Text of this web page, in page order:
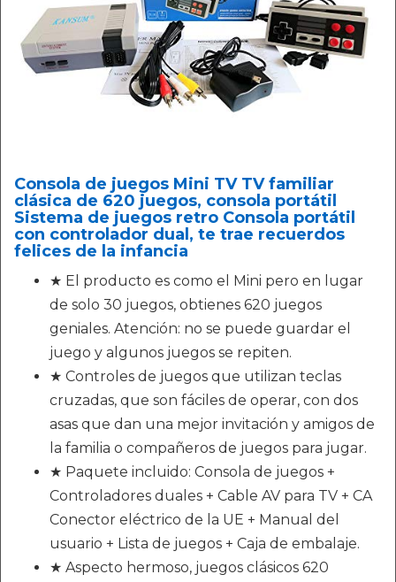
Consola de juegos Mini TV TV familiar
clásica de 620 juegos, consola portátil
Sistema de juegos retro Consola portátil
con controlador dual, te trae recuerdos
felices de la infancia
★ El producto es como el Mini pero en lugar
de solo 30 juegos, obtienes 620 juegos
geniales. Atención: no se puede guardar el
juego y algunos juegos se repiten.
★ Controles de juegos que utilizan teclas
cruzadas, que son fáciles de operar, con dos
asas que dan una mejor invitación y amigos de
la familia o compañeros de juegos para jugar.
★ Paquete incluido: Consola de juegos +
Controladores duales + Cable AV para TV + CA
Conector eléctrico de la UE + Manual del
usuario + Lista de juegos + Caja de embalaje.
★ Aspecto hermoso, juegos clásicos 620